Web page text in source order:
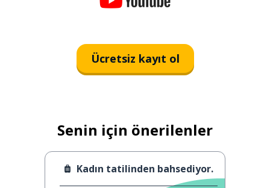
Ücretsiz kayıt ol
Senin için önerilenler
Kadın tatilinden bahsediyor.